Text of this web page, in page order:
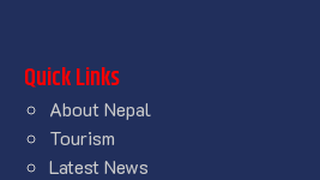
Quick Links
About Nepal
Tourism
Latest News